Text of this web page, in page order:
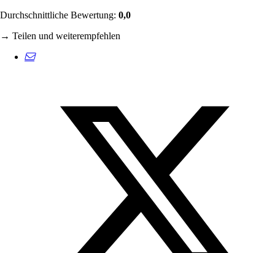
Durchschnittliche Bewertung: 0,0
→ Teilen und weiterempfehlen